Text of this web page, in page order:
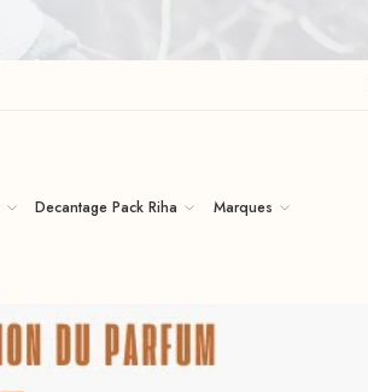
Decantage Pack Riha Marques